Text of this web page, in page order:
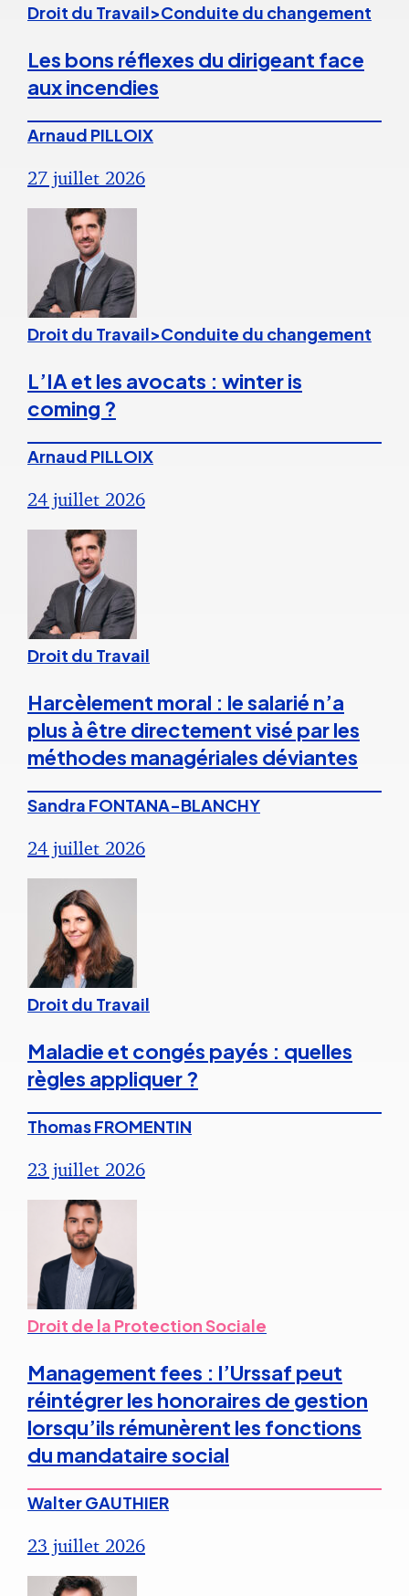
Droit du Travail>Conduite du changement
Les bons réflexes du dirigeant face
aux incendies
Arnaud PILLOIX
27 juillet 2026
Droit du Travail>Conduite du changement
L’IA et les avocats : winter is
coming ?
Arnaud PILLOIX
24 juillet 2026
Droit du Travail
Harcèlement moral : le salarié n’a
plus à être directement visé par les
méthodes managériales déviantes
Sandra FONTANA-BLANCHY
24 juillet 2026
Droit du Travail
Maladie et congés payés : quelles
règles appliquer ?
Thomas FROMENTIN
23 juillet 2026
Droit de la Protection Sociale
Management fees : l’Urssaf peut
réintégrer les honoraires de gestion
lorsqu’ils rémunèrent les fonctions
du mandataire social
Walter GAUTHIER
23 juillet 2026